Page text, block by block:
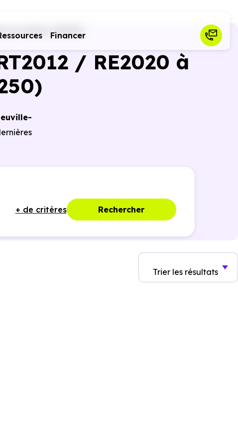
Financer
sur-Saône (69250)
/ RE2020 à
+ de critères Rechercher
Trier les résultats